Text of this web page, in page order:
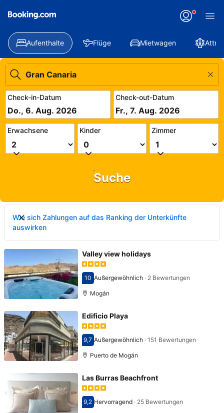
Aufenthalte Flüge Mietwagen
Check-in-Datum
Do., 6. Aug. 2026
Check-out-Datum
Fr., 7. Aug. 2026
Erwachsene Kinder Zimmer
Suche
Wie sich Zahlungen auf das Ranking der Unterkünfte
auswirken
Valley view holidays
Bewertet mit 10
10 Außergewöhnlich· 2 Bewertungen
Mogán
Edificio Playa
Bewertet mit 9,7
9,7 Außergewöhnlich· 151 Bewertungen
Puerto de Mogán
Las Burras Beachfront
Bewertet mit 9,2
9,2 Hervorragend· 25 Bewertungen